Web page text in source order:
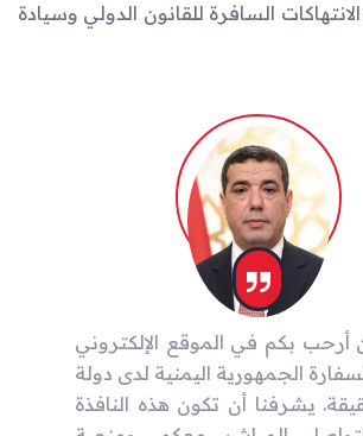
السافرة للقانون الدولي وسيادة
بكم في الموقع الإلكتروني
الجمهورية اليمنية لدى دولة
يشرفنا أن تكون هذه النافذة